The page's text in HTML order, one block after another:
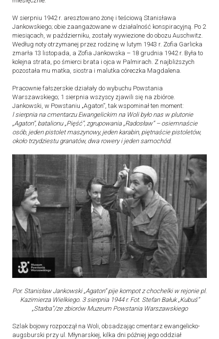
W sierpniu 1942 r. aresztowano żonę i teściową Stanisława
Jankowskiego; obie zaangażowane w działalność konspiracyjną. Po 2
miesiącach, w październiku, zostały wywiezione do obozu Auschwitz.
Według noty otrzymanej przez rodzinę w lutym 1943 r. Zofia Garlicka
zmarła 13 listopada, a Zofia Jankowska – 18 grudnia 1942 r. Była to
kolejna strata, po śmierci brata i ojca w Palmirach. Z najbliższych
pozostała mu matka, siostra i malutka córeczka Magdalena.
Pracownie fałszerskie działały do wybuchu Powstania
Warszawskiego; 1 sierpnia wszyscy zjawili się na zbiórce.
Jankowski, w Powstaniu „Agaton”, tak wspominał ten moment:
l sierpnia na cmentarzu Ewangelickim na Woli było nas w plutonie
„Agaton”, batalionu „Pięść”, zgrupowania „Radosław” – osiemnaście
osób, jeden pistolet maszynowy, jeden karabin, piętnaście pistoletów,
około trzydziestu granatów, dwa rowery i jeden samochód.
Por. Stanisław Jankowski „Agaton” pije kompot z chochelki w rejonie pl.
Kazimierza Wielkiego. 3 sierpnia 1944 r. Fot. Stefan Bałuk „Kubuś”
„Starba”/ze zbiorów Muzeum Powstania Warszawskiego
Szlak bojowy rozpoczął na Woli, obsadzając cmentarz ewangelicko-
augsburski przy ul. Młynarskiej, kilka dni później jego oddział